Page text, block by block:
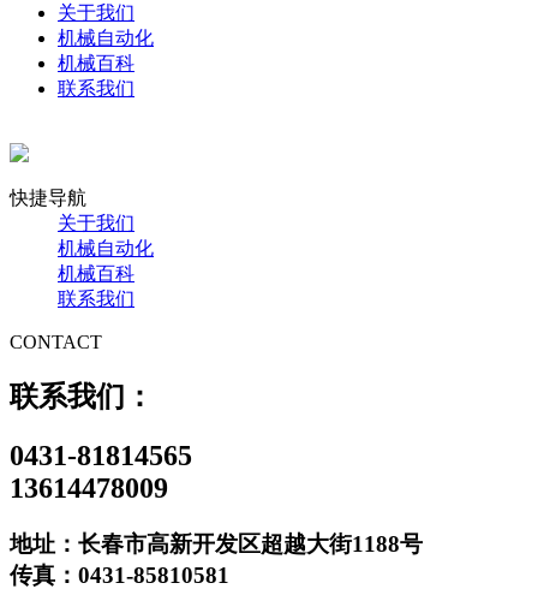
关于我们
机械自动化
机械百科
联系我们
快捷导航
关于我们
机械自动化
机械百科
联系我们
CONTACT
联系我们：
0431-81814565
13614478009
地址：长春市高新开发区超越大街1188号
传真：0431-85810581